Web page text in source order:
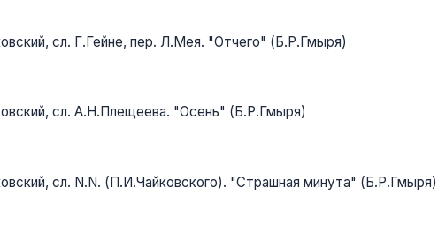
сл. Г.Гейне, пер. Л.Мея. "Отчего" (Б.Р.Гмыря)
сл. А.Н.Плещеева. "Осень" (Б.Р.Гмыря)
сл. N.N. (П.И.Чайковского). "Страшная минута" (Б.Р.Гмыря)